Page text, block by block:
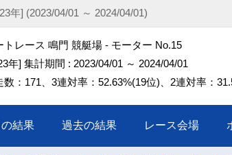
年] (2023/04/01 ～ 2024/04/01)
トレース 鳴門 競艇場 - モーター No.15
年] 集計期間 : 2023/04/01 ～ 2024/04/01
数：171、3連対率：52.63%(19位)、2連対率：
結果 過去の結果 レース会場